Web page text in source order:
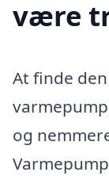
være
At finde
og